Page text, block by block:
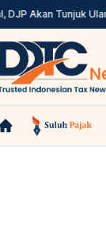
Akan Tunjuk